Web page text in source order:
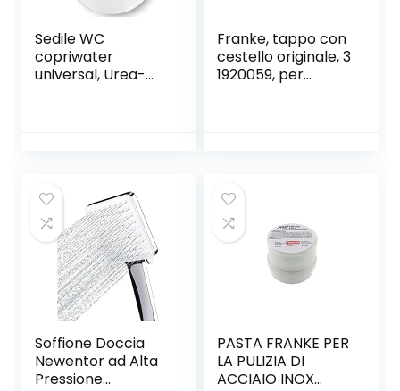
Sedile WC
copriwater
universal, Urea-
da montare,
Materiale
Antibatterico a
Fissaggio
Superiore, a Forma
di O
Franke, tappo con
cestello originale, 3
1920059, per
Soffione Doccia
Newentor ad Alta
Pressione
PASTA FRANKE PER
LA PULIZIA DI
ACCIAIO INOX